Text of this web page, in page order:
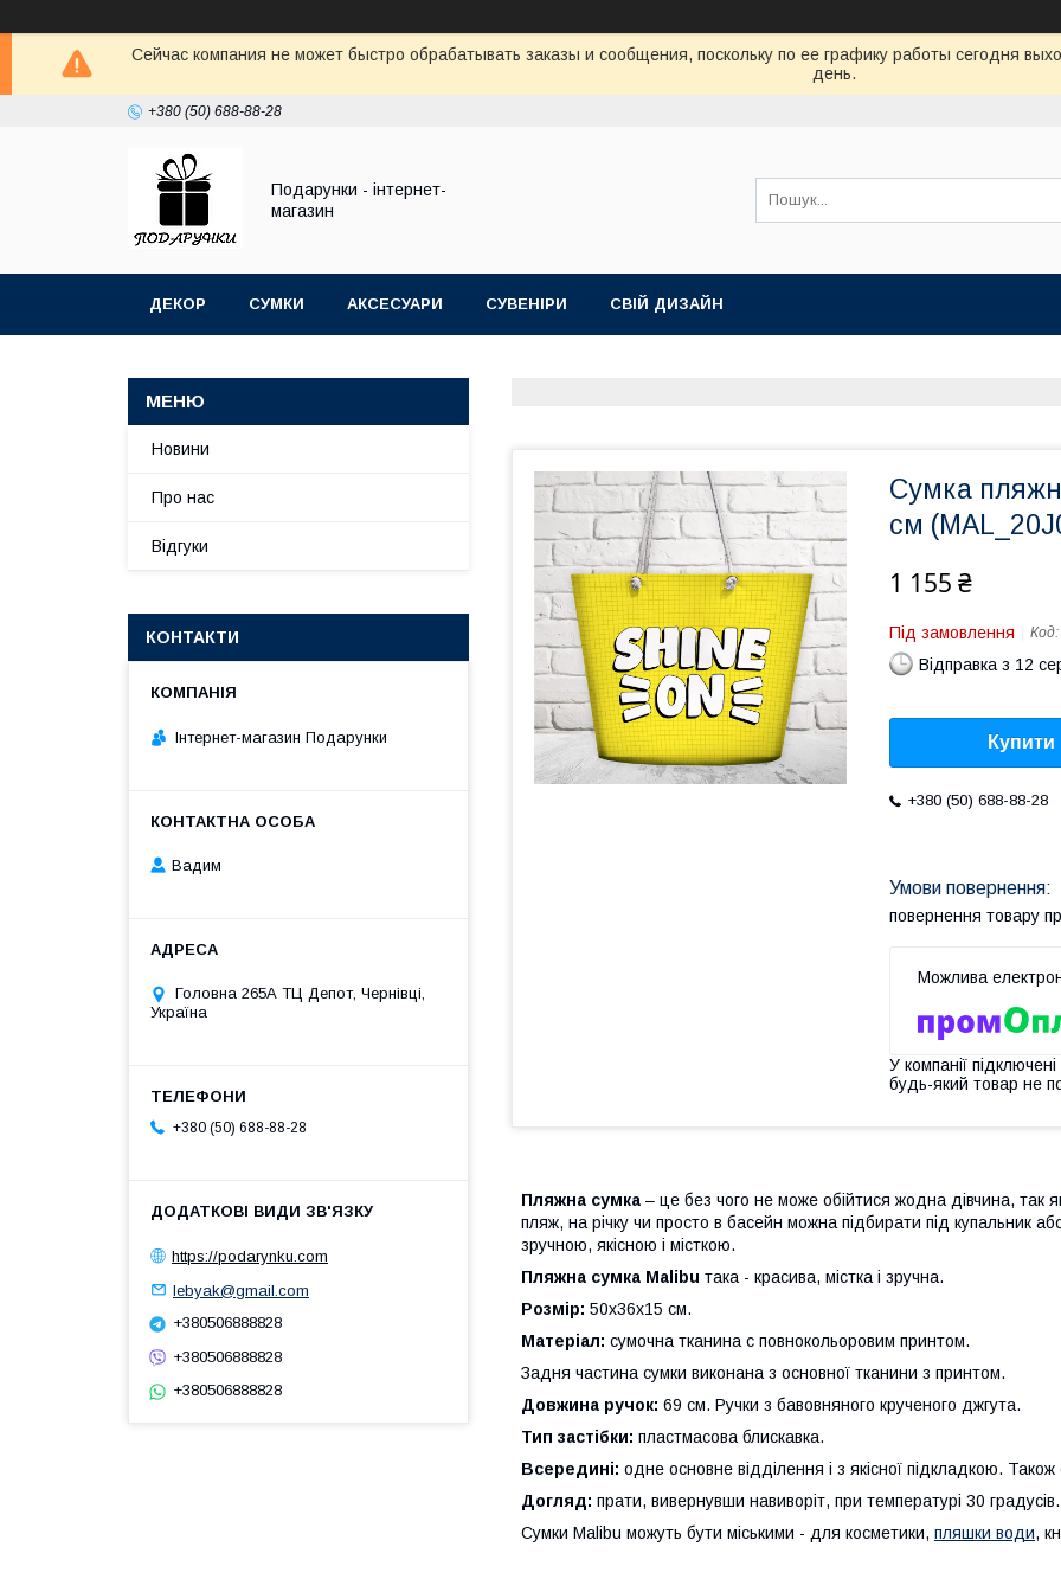
Сейчас компания не может быстро обрабатывать заказы и сообщения, поскольку по ее графику работы сегодня
день.
+380 (50) 688-88-28
Подарунки - інтернет-
магазин
ДЕКОР СУМКИ АКСЕСУАРИ СУВЕНІРИ СВІЙ ДИЗАЙН
Сумка
см
1 155 ₴
Під замовлення Код:
Відправка з 12
Купити
+380 (50) 688-88-28
повернення товару
У компанії
будь-який товар не
Пляжна сумка – це без чого не може обійтися жодна дівчина, так
пляж, на річку чи просто в басейн можна підбирати під купальник
зручною, якісною і місткою.
Пляжна сумка Malibu така - красива, містка і зручна.
Розмір: 50х36х15 см.
Матеріал: сумочна тканина c повнокольоровим принтом.
Задня частина сумки виконана з основної тканини з принтом.
Довжина ручок: 69 см. Ручки з бавовняного крученого джгута.
Тип застібки: пластмасова блискавка.
Всередині: одне основне відділення і з якісної підкладкою.
Догляд: прати, вивернувши навиворіт, при температурі 30 градусів.
Сумки Malibu можуть бути міськими - для косметики, пляшки води,
Новини
Про нас
Відгуки
КОНТАКТИ
Інтернет-магазин Подарунки
Вадим
Головна 265А ТЦ Депот, Чернівці,
Україна
+380 (50) 688-88-28
https://podarynku.com
lebyak@gmail.com
+380506888828
+380506888828
+380506888828